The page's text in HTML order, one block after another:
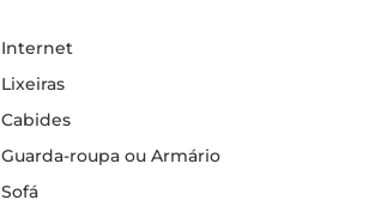
Internet
Lixeiras
Cabides
Guarda-roupa ou Armário
Sofá